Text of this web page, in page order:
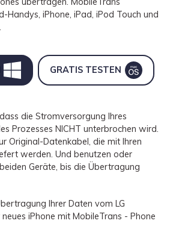
Handys, iPhone, iPad, iPod Touch und
GRATIS TESTEN
die Stromversorgung Ihres
Prozesses NICHT unterbrochen wird.
Original-Datenkabel, die mit Ihren
werden. Und benutzen oder
Geräte, bis die Übertragung
Ihrer Daten vom LG
iPhone mit MobileTrans - Phone